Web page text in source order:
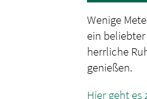
Wenige
ein
herrliche
genießen.
Hier geht